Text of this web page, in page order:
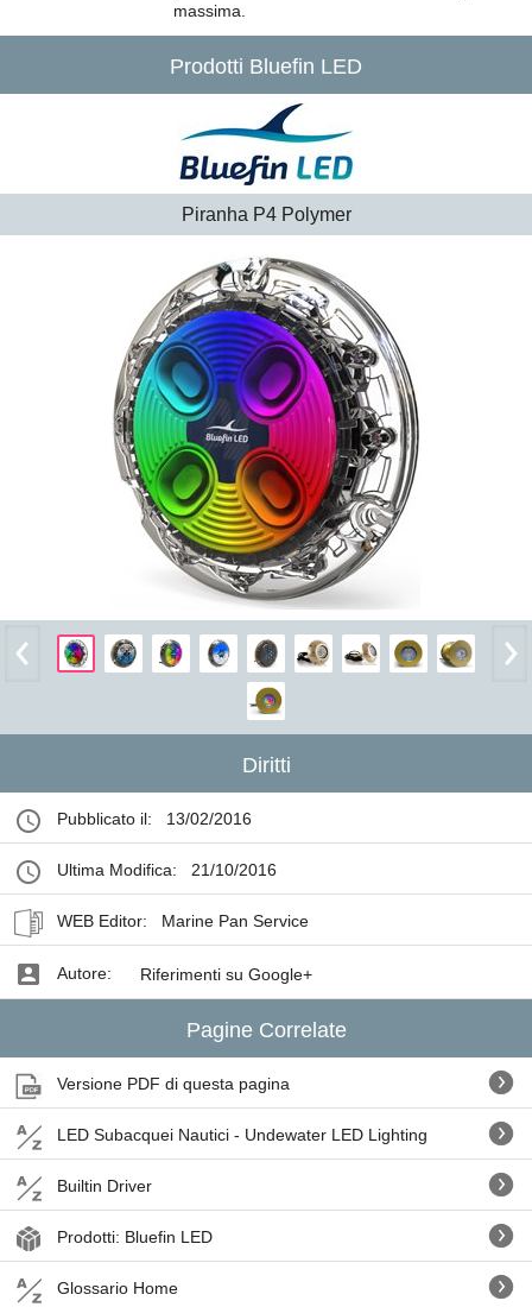
massima.
Prodotti Bluefin LED
Piranha P4 Polymer
Diritti
Pubblicato il: 13/02/2016
Ultima Modifica: 21/10/2016
WEB Editor: Marine Pan Service
Autore: Riferimenti su Google+
Pagine Correlate
Versione PDF di questa pagina
LED Subacquei Nautici - Undewater LED Lighting
Builtin Driver
Prodotti: Bluefin LED
Glossario Home